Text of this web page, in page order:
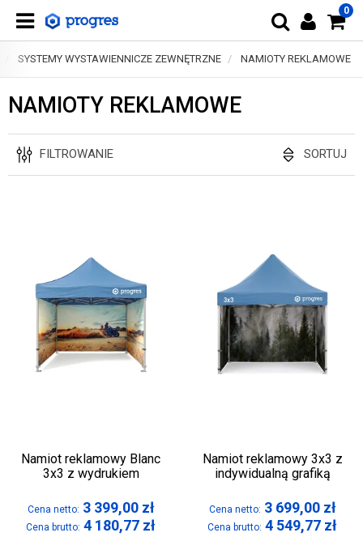
0
SYSTEMY WYSTAWIENNICZE ZEWNĘTRZNE NAMIOTY REKLAMOWE
NAMIOTY REKLAMOWE
FILTROWANIE SORTUJ
Namiot reklamowy Blanc
3x3 z wydrukiem
Cena netto: 3 399,00 zł
Cena brutto: 4 180,77 zł
Namiot reklamowy 3x3 z
indywidualną grafiką
Cena netto: 3 699,00 zł
Cena brutto: 4 549,77 zł